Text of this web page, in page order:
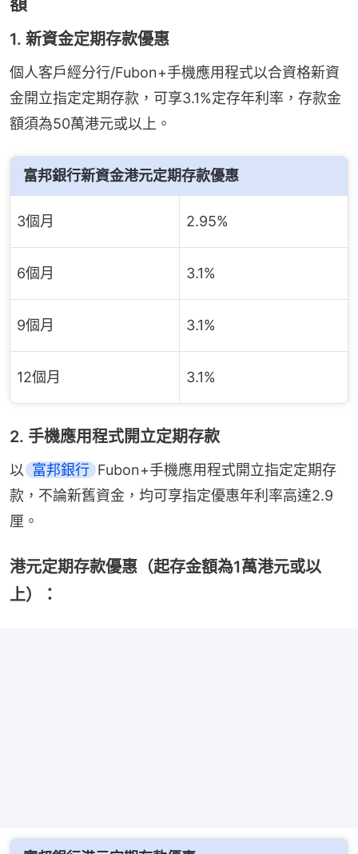
1. 新資金定期存款優惠
個人客戶經分行/Fubon+手機應用程式以合資格新資
金開立指定定期存款，可享3.1%定存年利率，存款金
額須為50萬港元或以上。
富邦銀行新資金港元定期存款優惠
3個月 2.95%
6個月 3.1%
9個月 3.1%
12個月 3.1%
2. 手機應用程式開立定期存款
以 富邦銀行 Fubon+手機應用程式開立指定定期存
款，不論新舊資金，均可享指定優惠年利率高達2.9
厘。
港元定期存款優惠（起存金額為1萬港元或以
上）：